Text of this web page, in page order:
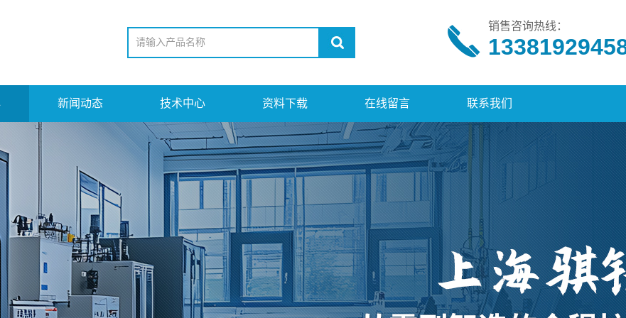
销售咨询热线：
新闻动态 技术中心 资料下载 在线留言 联系我们